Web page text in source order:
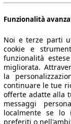
70 KW (95 PS)
Funzionalità
Noi e terze parti
cookie e
funzionalità
migliorata.
la
continuare le tue
offerte adatte alla
messaggi
localmente se lo
preferiti o